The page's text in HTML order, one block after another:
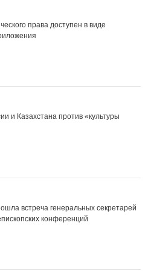
права доступен в виде
и Казахстана против «культуры
встреча генеральных секретарей
конференций